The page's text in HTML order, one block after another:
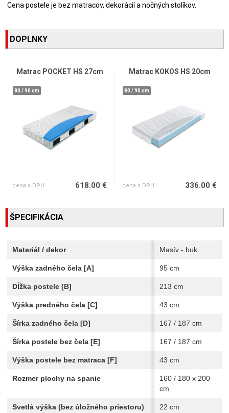
Cena postele je bez matracov, dekorácií a nočných stolíkov.
DOPLNKY
Matrac POCKET HS 27cm
80 / 90 cm
cena s DPH 618.00 €
Matrac KOKOS HS 20cm
80 / 90 cm
cena s DPH 336.00 €
ŠPECIFIKÁCIA
Materiál / dekor Masív - buk
Výška zadného čela [A] 95 cm
Dĺžka postele [B] 213 cm
Výška predného čela [C] 43 cm
Šírka zadného čela [D] 167 / 187 cm
Šírka postele bez čela [E] 167 / 187 cm
Výška postele bez matraca [F] 43 cm
Rozmer plochy na spanie
160 / 180 x 200
cm
Svetlá výška (bez úložného priestoru) 22 cm